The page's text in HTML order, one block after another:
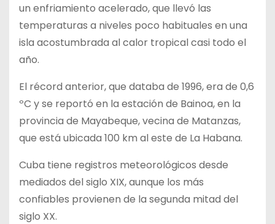
un enfriamiento acelerado, que llevó las
temperaturas a niveles poco habituales en una
isla acostumbrada al calor tropical casi todo el
año.
El récord anterior, que databa de 1996, era de 0,6
ºC y se reportó en la estación de Bainoa, en la
provincia de Mayabeque, vecina de Matanzas,
que está ubicada 100 km al este de La Habana.
Cuba tiene registros meteorológicos desde
mediados del siglo XIX, aunque los más
confiables provienen de la segunda mitad del
siglo XX.